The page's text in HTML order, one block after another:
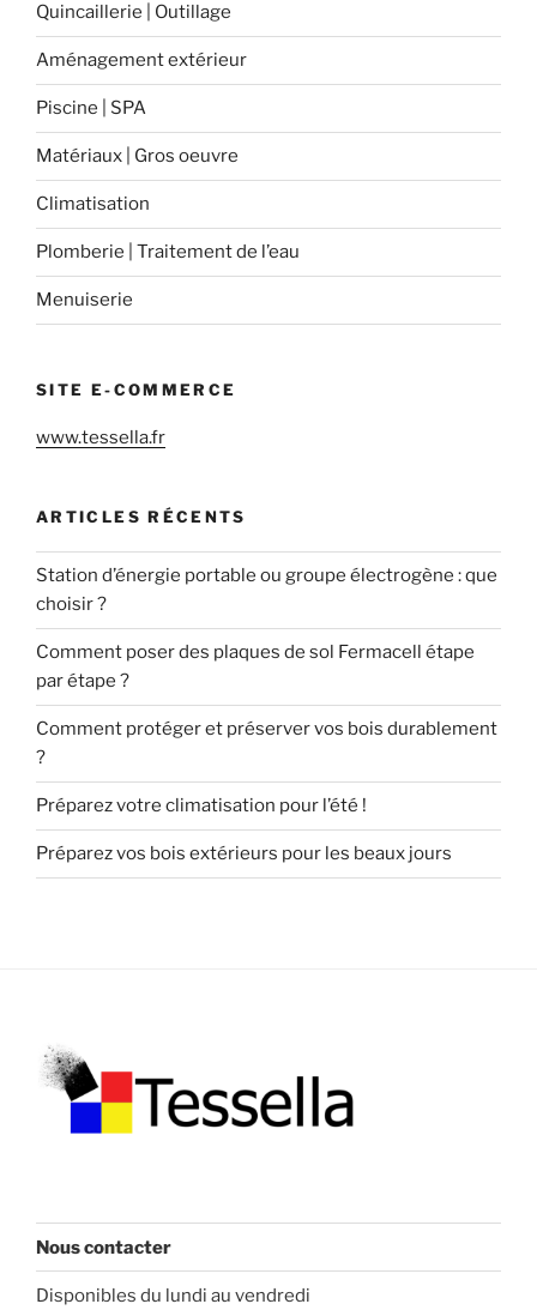
Quincaillerie | Outillage
Aménagement extérieur
Piscine | SPA
Matériaux | Gros oeuvre
Climatisation
Plomberie | Traitement de l’eau
Menuiserie
SITE E-COMMERCE
www.tessella.fr
ARTICLES RÉCENTS
Station d’énergie portable ou groupe électrogène : que
choisir ?
Comment poser des plaques de sol Fermacell étape
par étape ?
Comment protéger et préserver vos bois durablement
?
Préparez votre climatisation pour l’été !
Préparez vos bois extérieurs pour les beaux jours
Nous contacter
Disponibles du lundi au vendredi